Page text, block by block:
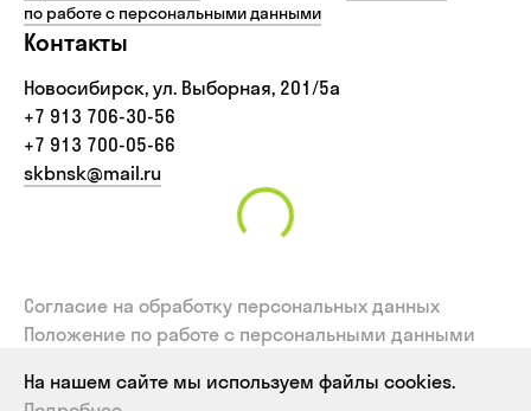
по работе с персональными данными
Контакты
Новосибирск, ул. Выборная, 201/5а
+7 913 706-30-56‬
+7 913 700-05-66
skbnsk@mail.ru
Согласие на обработку персональных данных
Положение по работе с персональными данными
Согласие на обработку персональных данных,
На нашем сайте мы используем файлы cookies.